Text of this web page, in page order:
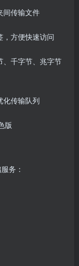
间传输文件
，方便快速访问
、千字节、兆字节
化传输队列
务：